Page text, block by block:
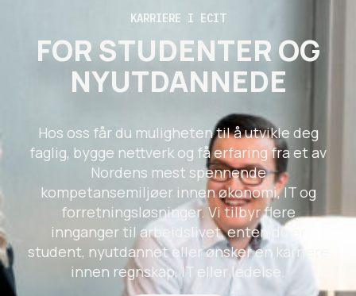
KARRIERE I ECIT
FOR STUDENTER OG
NYUTDANNEDE
Hos oss får du muligheten til å utvikle deg
faglig, bygge nettverk og få erfaring fra et av
Nordens mest spennende
kompetansemiljøer innen økonomi, IT og
forretningsløsninger. Vi tilbyr flere
innganger til arbeidslivet, enten du er
student, nyutdannet eller ønsker en karriere
innen regnskap, IT eller ledelse.